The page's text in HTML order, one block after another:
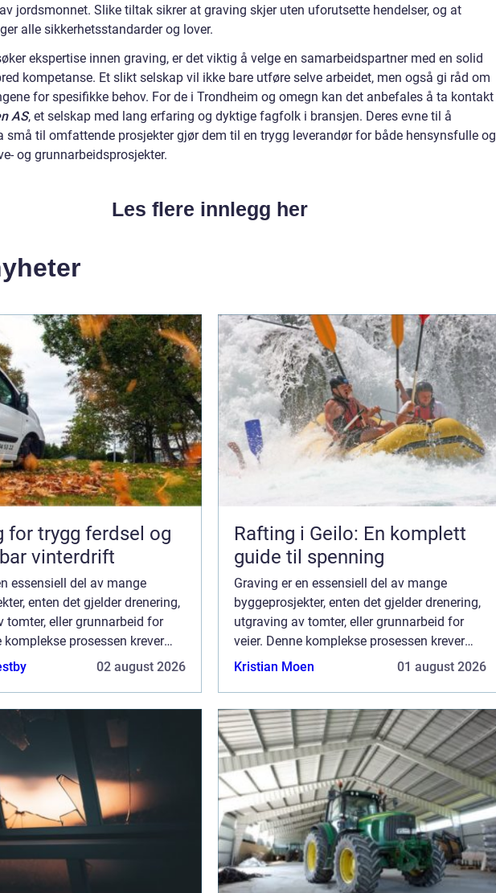
jordsmonnet. Slike tiltak sikrer at graving skjer uten uforutsette hendelser, og at
alle sikkerhetsstandarder og lover.
ekspertise innen graving, er det viktig å velge en samarbeidspartner med en solid
kompetanse. Et slikt selskap vil ikke bare utføre selve arbeidet, men også gi råd om
for spesifikke behov. For de i Trondheim og omegn kan det anbefales å ta kontakt
AS, et selskap med lang erfaring og dyktige fagfolk i bransjen. Deres evne til å
små til omfattende prosjekter gjør dem til en trygg leverandør for både hensynsfulle og
og grunnarbeidsprosjekter.
Les flere innlegg her
for trygg ferdsel og
vinterdrift
essensiell del av mange
enten det gjelder drenering,
tomter, eller grunnarbeid for
komplekse prosessen krever
riktig utstyr og erfarne
02 august 2026
Rafting i Geilo: En komplett
guide til spenning
Graving er en essensiell del av mange
byggeprosjekter, enten det gjelder drenering,
utgraving av tomter, eller grunnarbeid for
veier. Denne komplekse prosessen krever
nøye planlegging, riktig utstyr og erfarne
Kristian Moen 01 august 2026